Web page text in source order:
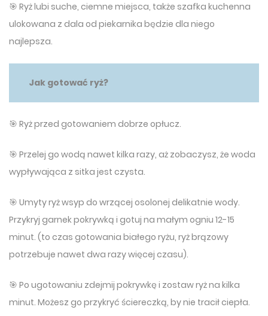
🎯 Ryż lubi suche, ciemne miejsca, także szafka kuchenna
ulokowana z dala od piekarnika będzie dla niego
najlepsza.
Jak gotować ryż?
🎯 Ryż przed gotowaniem dobrze opłucz.
🎯 Przelej go wodą nawet kilka razy, aż zobaczysz, że woda
wypływająca z sitka jest czysta.
🎯 Umyty ryż wsyp do wrzącej osolonej delikatnie wody.
Przykryj garnek pokrywką i gotuj na małym ogniu 12-15
minut. (to czas gotowania białego ryżu, ryż brązowy
potrzebuje nawet dwa razy więcej czasu).
🎯 Po ugotowaniu zdejmij pokrywkę i zostaw ryż na kilka
minut. Możesz go przykryć ściereczką, by nie tracił ciepła.